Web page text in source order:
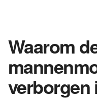
Waarom
verborgen